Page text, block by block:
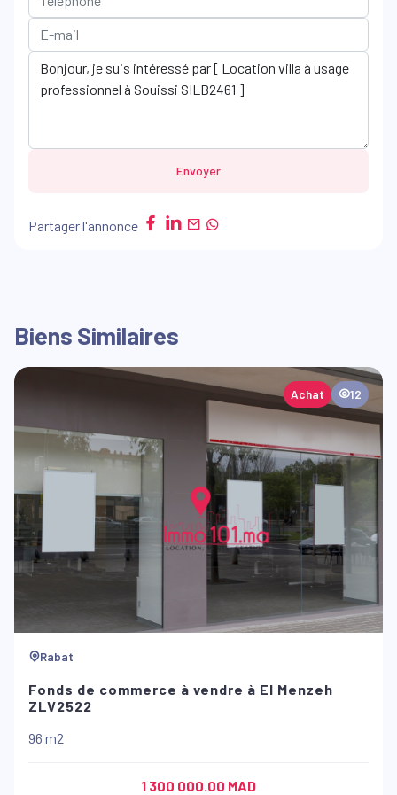
Envoyer
Partager l'annonce
Biens Similaires
Achat 12
Rabat
Fonds de commerce à vendre à El Menzeh
ZLV2522
96 m2
1 300 000.00 MAD